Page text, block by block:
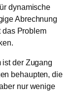
dynamische
Abrechnung
das Problem
der Zugang
behaupten, die
nur wenige